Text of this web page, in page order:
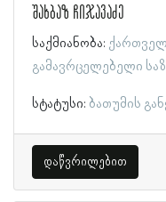
შახბაზ ჩიჯავაძე
საქმიანობა:
გამავრცელებელი
სტატუსი: ბათუმის
დაწვრილებით